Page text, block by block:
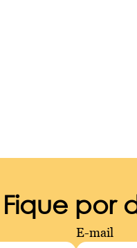
Fique por
E-mail